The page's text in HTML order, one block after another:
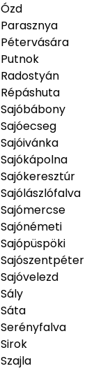
Ózd
Parasznya
Pétervására
Putnok
Radostyán
Répáshuta
Sajóbábony
Sajóecseg
Sajóivánka
Sajókápolna
Sajókeresztúr
Sajólászlófalva
Sajómercse
Sajónémeti
Sajópüspöki
Sajószentpéter
Sajóvelezd
Sály
Sáta
Serényfalva
Sirok
Szajla